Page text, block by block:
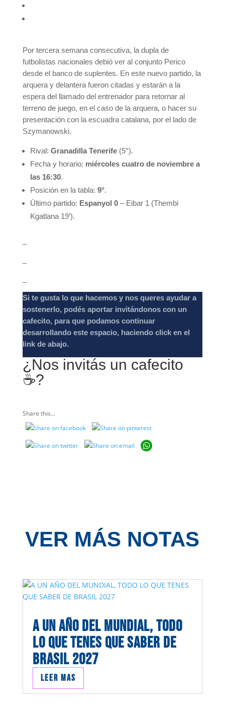
Por tercera semana consecutiva, la dupla de
futbolistas nacionales debió ver al conjunto Perico
desde el banco de suplentes. En este nuevo partido, la
arquera y delantera fueron citadas y estarán a la
espera del llamado del entrenador para retornar al
terreno de juego, en el caso de la arquera, o hacer su
presentación con la escuadra catalana, por el lado de
Szymanowski.
Rival: Granadilla Tenerife(5°).
Fecha y horario: miércoles cuatro de noviembre a
las 16:30.
Posición en la tabla: 9°.
Último partido: Espanyol 0– Eibar 1 (Thembi
Kgatlana 19’).
Si te gusta lo que hacemos y nos queres ayudar a
sostenerlo, podés aportar invitándonos con un
cafecito, para que podamos continuar
desarrollando este espacio, haciendo click en el
link de abajo.
¿Nos invitás un cafecito
☕️?
Share this...
VER MÁS NOTAS
A UN AÑO DEL MUNDIAL, TODO
LO QUE TENES QUE SABER DE
BRASIL 2027
Leer mas